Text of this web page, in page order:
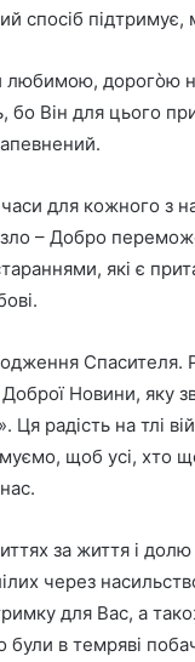
спосіб
любимою, дорогòю
Він для цього
часи для кожного з
– Добро
які є
Спасителя.
Доброї Новини, яку
Ця радість на тлі
щоб усі, хто
за життя і
через
для Вас, а
в темряві